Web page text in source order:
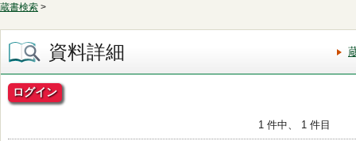
蔵書検索 >
資料詳細
ログイン
1 件中、 1 件目